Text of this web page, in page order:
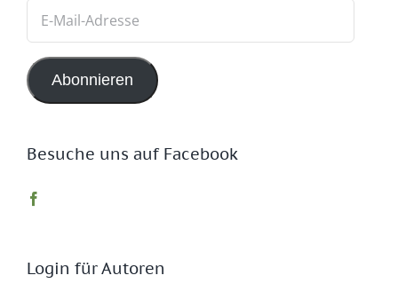
Adresse
Abonnieren
Besuche uns auf Facebook
Login für Autoren